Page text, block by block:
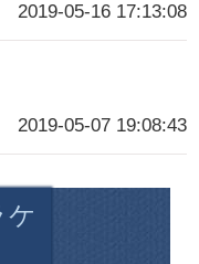
2019-05-16 17:13:08
2019-05-07 19:08:43
ケ